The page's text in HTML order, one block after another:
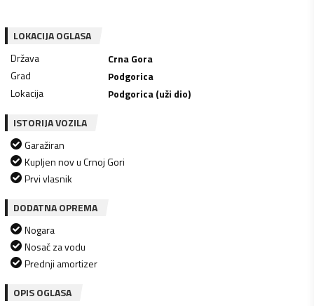
LOKACIJA OGLASA
Država
Crna Gora
Grad
Podgorica
Lokacija
Podgorica (uži dio)
ISTORIJA VOZILA
Garažiran
Kupljen nov u Crnoj Gori
Prvi vlasnik
DODATNA OPREMA
Nogara
Nosač za vodu
Prednji amortizer
OPIS OGLASA